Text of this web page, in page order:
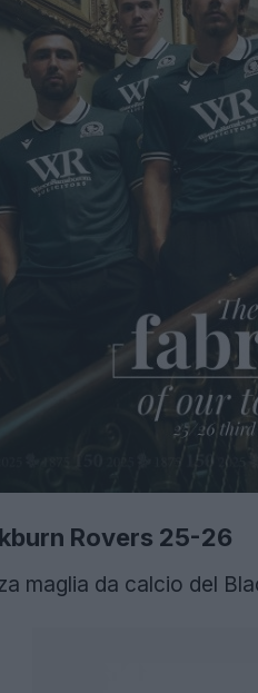
Rovers 25-26
maglia da calcio del